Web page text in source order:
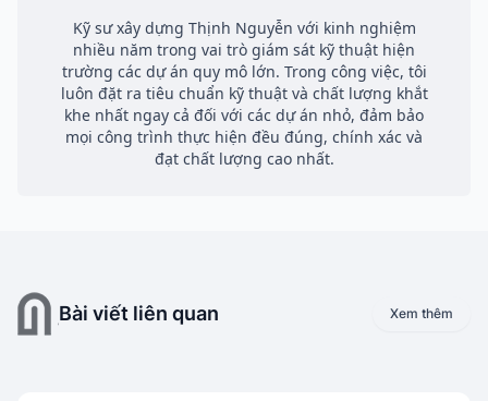
Kỹ sư xây dựng Thịnh Nguyễn với kinh nghiệm
nhiều năm trong vai trò giám sát kỹ thuật hiện
trường các dự án quy mô lớn. Trong công việc, tôi
luôn đặt ra tiêu chuẩn kỹ thuật và chất lượng khắt
khe nhất ngay cả đối với các dự án nhỏ, đảm bảo
mọi công trình thực hiện đều đúng, chính xác và
đạt chất lượng cao nhất.
Bài viết liên quan Xem thêm